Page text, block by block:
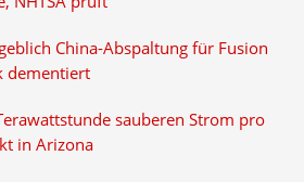
China-Abspaltung für Fusion
dementiert
sauberen Strom pro
in Arizona